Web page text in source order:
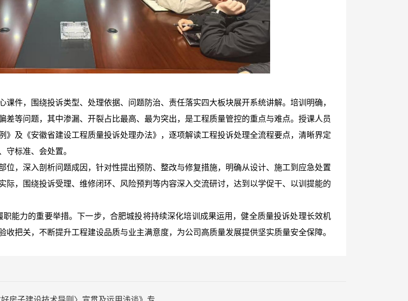
件，围绕投诉类型、处理依据、问题防治、责任落实四大板块展开系统讲解。培训明确，
差等问题，其中渗漏、开裂占比最高、最为突出，是工程质量管控的重点与难点。授课人员
》及《安徽省建设工程质量投诉处理办法》，逐项解读工程投诉处理全流程要点，清晰界定
守标准、会处置。
位，深入剖析问题成因，针对性提出预防、整改与修复措施，明确从设计、施工到应急处置
际，围绕投诉受理、维修闭环、风险预判等内容深入交流研讨，达到以学促干、以训提能的
能力的重要举措。下一步，合肥城投将持续深化培训成果运用，健全质量投诉处理长效机
把关，不断提升工程建设品质与业主满意度，为公司高质量发展提供坚实质量安全保障。